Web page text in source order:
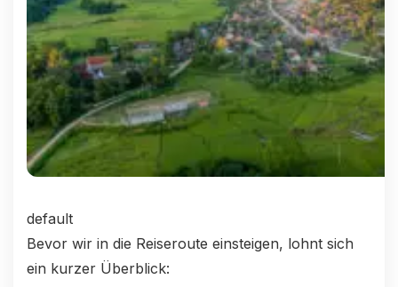
default
Bevor wir in die Reiseroute einsteigen, lohnt sich
ein kurzer Überblick: